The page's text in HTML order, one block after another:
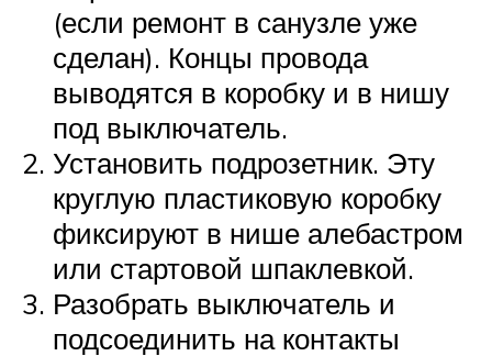
(если ремонт в санузле уже
сделан). Концы провода
выводятся в коробку и в нишу
под выключатель.
Установить подрозетник. Эту
круглую пластиковую коробку
фиксируют в нише алебастром
или стартовой шпаклевкой.
Разобрать выключатель и
подсоединить на контакты